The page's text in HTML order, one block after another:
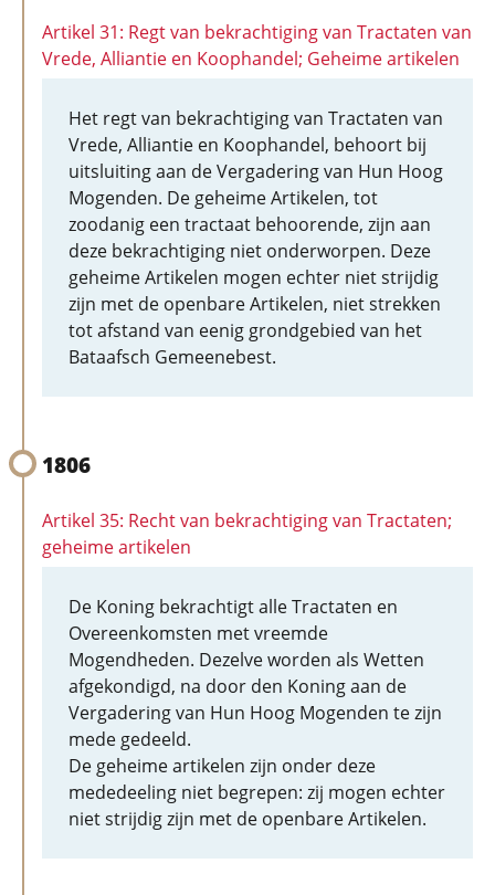
Artikel 31: Regt van bekrachtiging van Tractaten van
Vrede, Alliantie en Koophandel; Geheime artikelen
Het regt van bekrachtiging van Tractaten van
Vrede, Alliantie en Koophandel, behoort bij
uitsluiting aan de Vergadering van Hun Hoog
Mogenden. De geheime Artikelen, tot
zoodanig een tractaat behoorende, zijn aan
deze bekrachtiging niet onderworpen. Deze
geheime Artikelen mogen echter niet strijdig
zijn met de openbare Artikelen, niet strekken
tot afstand van eenig grondgebied van het
Bataafsch Gemeenebest.
1806
Artikel 35: Recht van bekrachtiging van Tractaten;
geheime artikelen
De Koning bekrachtigt alle Tractaten en
Overeenkomsten met vreemde
Mogendheden. Dezelve worden als Wetten
afgekondigd, na door den Koning aan de
Vergadering van Hun Hoog Mogenden te zijn
mede gedeeld.
De geheime artikelen zijn onder deze
mededeeling niet begrepen: zij mogen echter
niet strijdig zijn met de openbare Artikelen.